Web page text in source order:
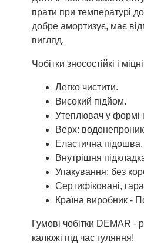
прати при температурі
добре амортизує, має
вигляд.
Чобітки зносостійкі і
Легко чистити.
Високий підйом.
Утеплювач у формі
Верх:
Еластична підошва.
Внутрішня
Упакування: без
Сертифіковані,
Країна виробник -
Гумові чобітки DEMAR -
калюжі під час гуляння!